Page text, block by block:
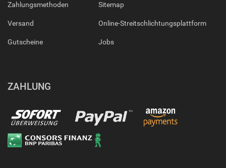
Zahlungsmethoden
Versand
Gutscheine
Sitemap
Online-Streitschlichtungsplattform
Jobs
ZAHLUNG